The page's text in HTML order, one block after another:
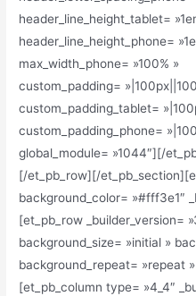
header_line_height_tablet=
header_line_height_phone=
max_width_phone= »100% »
custom_padding=
custom_padding_tablet=
custom_padding_phone=
global_module= »1044″][/
[/et_pb_row][/
background_color= »#fff3e1″
[et_pb_row _builder_version=
background_size= »initial »
background_repeat= »repeat »
[et_pb_column type= »4_4″